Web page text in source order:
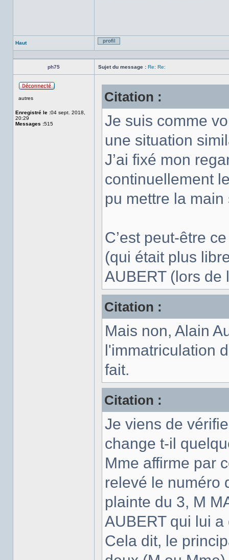
Haut
Profil
ph75 Sujet du message : Re: Re:
autres
Enregistré le :04 sept. 2018,
20:29
Messages :515
Citation :
Je suis comme
une situation
J’ai fixé mon
continuellement
pu mettre la
C’est peut-être
(qui était plus
AUBERT (lors de
Citation :
Mais non, Alain
l'immatriculation
fait.
Citation :
Je viens de
change t-il
Mme affirme par
relevé le numéro
plainte du 3, M
AUBERT qui lui a
Cela dit, le